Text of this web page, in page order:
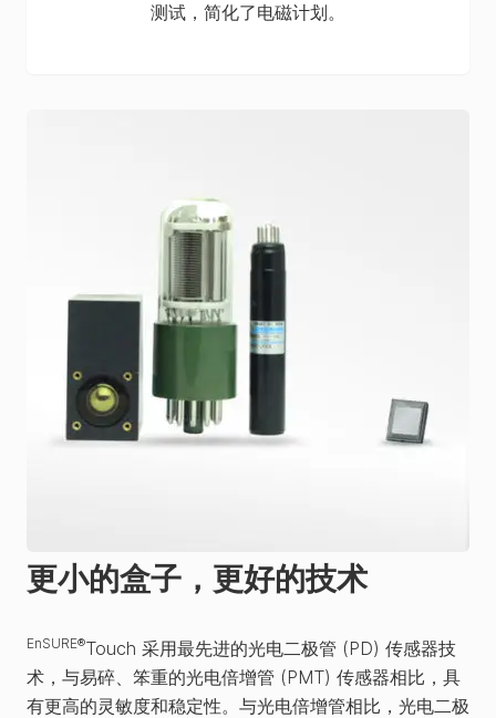
测试，简化了电磁计划。
更小的盒子，更好的技术
EnSURE®Touch 采用最先进的光电二极管 (PD) 传感器技
术，与易碎、笨重的光电倍增管 (PMT) 传感器相比，具
有更高的灵敏度和稳定性。与光电倍增管相比，光电二极